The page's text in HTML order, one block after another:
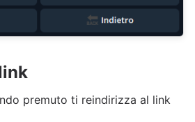
premuto ti reindirizza al link